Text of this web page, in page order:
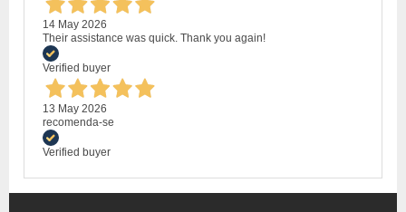
14 May 2026
Their assistance was quick. Thank you again!
Verified buyer
13 May 2026
recomenda-se
Verified buyer